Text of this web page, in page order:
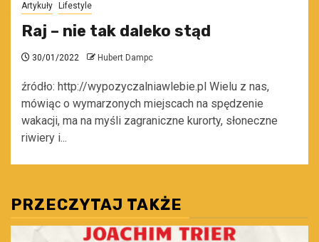
Artykuły Lifestyle
Raj – nie tak daleko stąd
30/01/2022 Hubert Dampc
źródło: http://wypozyczalniawlebie.pl Wielu z nas,
mówiąc o wymarzonych miejscach na spędzenie
wakacji, ma na myśli zagraniczne kurorty, słoneczne
riwiery i...
PRZECZYTAJ TAKŻE